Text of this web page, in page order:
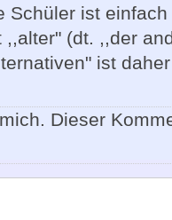
Schüler ist
,,alter" (dt. ,,der
ist
Dieser